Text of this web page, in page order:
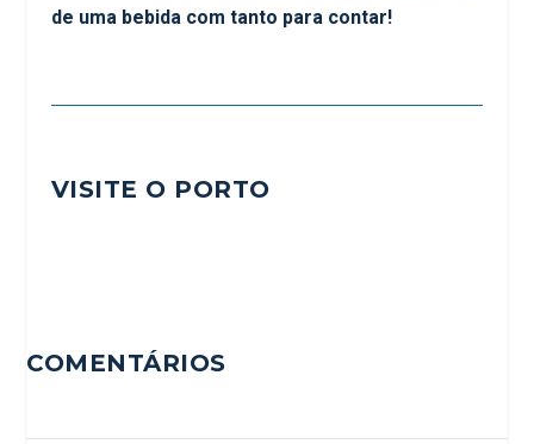
de uma bebida com tanto para contar!
VISITE O PORTO
COMENTÁRIOS